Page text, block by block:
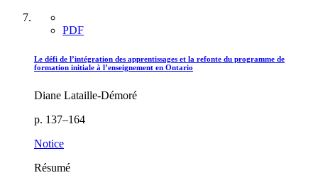
PDF
Le défi de l’intégration des apprentissages et la refonte du programme de
formation initiale à l’enseignement en Ontario
Diane Lataille-Démoré
p. 137–164
Notice
Résumé